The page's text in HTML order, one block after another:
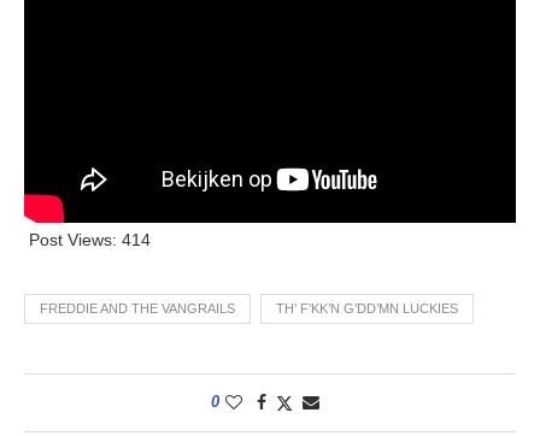
Post Views: 414
FREDDIE AND THE VANGRAILS TH’ F’KK’N G’DD’MN LUCKIES
0